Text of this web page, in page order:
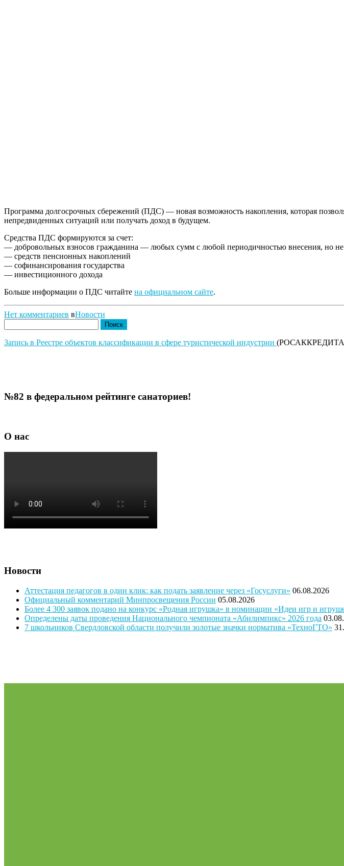
Программа долгосрочных сбережений (ПДС) — новая возможность накопления, которая
непредвиденных ситуаций или получать доход в будущем.
Средства ПДС формируются за счет:
— добровольных взносов гражданина — любых сумм с любой периодичностью внесения, но не
— cредств пенсионных накоплений
— софинансирования государства
— инвестиционного дохода
Больше информации о ПДС читайте на официальном сайте.
Нет комментариев вНовости
Запись в Реестре объектов классификации в сфере туристической индустрии
№82 в федеральном рейтинге санаториев!
О нас
Новости
Аттестация педагогов в один клик: как подать заявление через «Госуслуги» 06.08.2026
Официальный комментарий Минпросвещения России 05.08.2026
Более 4 300 заявок подано на конкурс «Родная игрушка» в номинации «Идеи игр и
Определены даты проведения Национального чемпионата «Абилимпикс» 2026 года
7 школьников Свердловской области получили золотые значки норматива «ТехноГТО»